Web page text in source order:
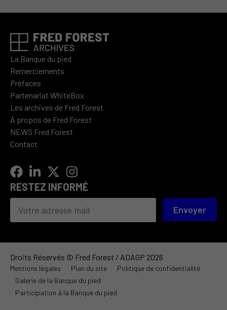
La Banque du pied
Remerciements
Préfaces
Partenariat WhiteBox
Les archives de Fred Forest
À propos de Fred Forest
NEWS Fred Forest
Contact
RESTEZ INFORMÉ
Envoyer
Droits Réservés © Fred Forest / ADAGP 2026
Mentions légales Plan du site
Politique de confidentialité
Galerie de la Banque du pied
Participation à la Banque du pied